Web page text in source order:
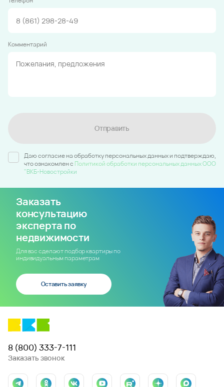
Комментарий
Отправить
Даю согласие на обработку персональных данных и подтверждаю,
что ознакомлен c Политикой обработки персональных данных ООО
"ВКБ-Новостройки
Заказать
консультацию
эксперта по
недвижимости
Для вас сделают подбор квартиры по
индивидуальным параметрам
Оставить заявку
8 (800) 333-7-111
Заказать звонок